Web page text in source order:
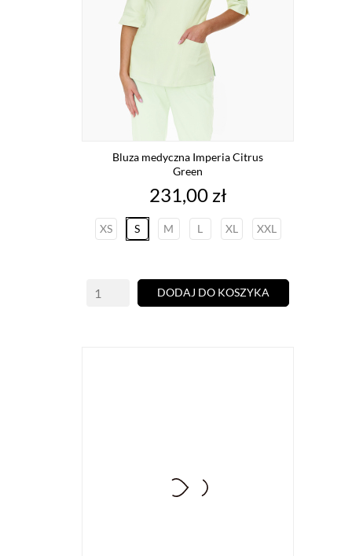
Bluza medyczna Imperia Citrus
Green
Cena
231,00 zł
XS S M L XL XXL
DODAJ DO KOSZYKA